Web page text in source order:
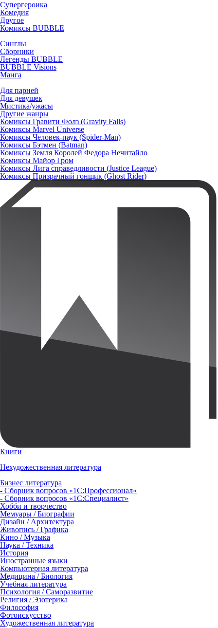
Супергероика
Комедия
Другое
Комиксы BUBBLE
Синглы
Сборники
Легенды BUBBLE
BUBBLE Visions
Манга
Для парней
Для девушек
Мистика/ужасы
Другие жанры
Комиксы Гравити Фолз (Gravity Falls)
Комиксы Marvel Universe
Комиксы Человек-паук (Spider-Man)
Комиксы Бэтмен (Batman)
Комиксы Земля Королей Федора Нечитайло
Комиксы Майор Гром
Комиксы Лига справедливости (Justice League)
Комиксы Призрачный гонщик (Ghost Rider)
Книги
Нехудожественная литература
Бизнес литература
- Сборник вопросов «1С:Профессионал»
- Сборник вопросов «1С:Специалист»
Хобби и творчество
Мемуары / Биографии
Дизайн / Архитектура
Живопись / Графика
Кино / Музыка
Наука / Техника
История
Иностранные языки
Компьютерная литература
Медицина / Биология
Учебная литература
Психология / Саморазвитие
Религия / Эзотерика
Философия
Фотоискусство
Художественная литература